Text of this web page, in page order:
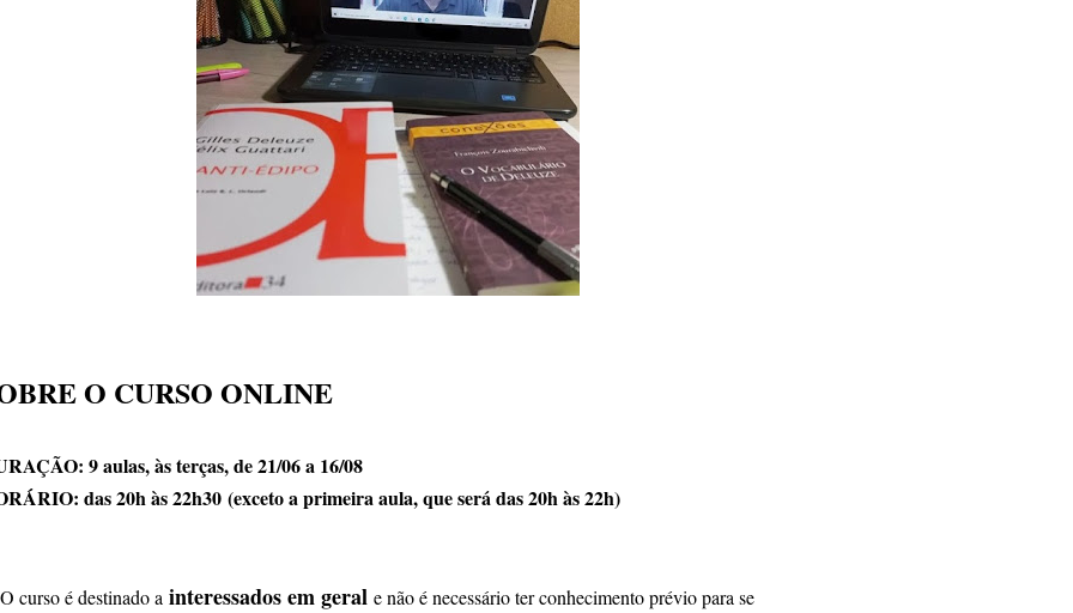
O CURSO ONLINE
9 aulas, às terças, de 21/06 a 16/08
das 20h às 22h30 (exceto a primeira aula, que será das 20h às 22h)
curso é destinado a interessados em geral e não é necessário ter conhecimento prévio para se